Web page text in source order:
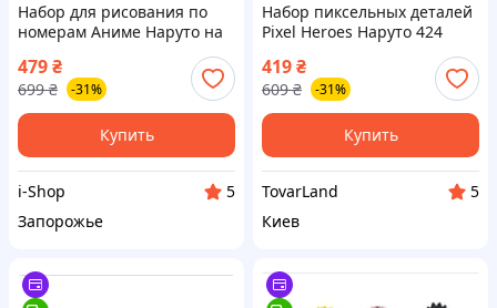
Набор для рисования по
номерам Аниме Наруто на
ДВП 30х30 см с акриловыми
красками и кистями
479₴
699 ₴ -31%
Купить
i-Shop
5
Запорожье
Набор пиксельных деталей
Pixel Heroes Наруто 424
персонажа ниндзя
419₴
609 ₴ -31%
Купить
TovarLand
5
Киев